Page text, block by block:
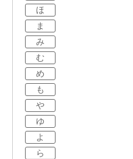
ほ
ま
み
む
め
も
や
ゆ
よ
ら